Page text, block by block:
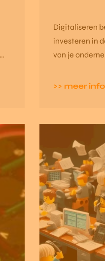
Digitaliseren
investeren in
van je
kansen met
>> meer